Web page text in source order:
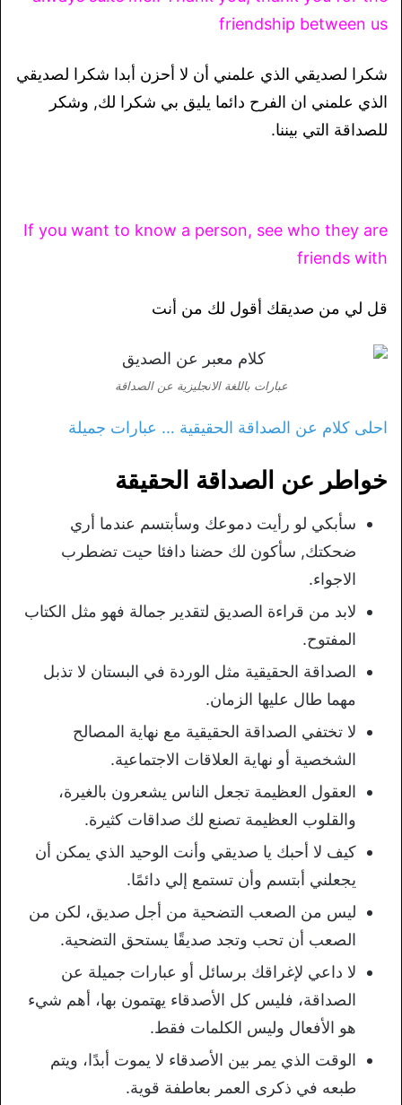
friendship between us
شكرا لصديقي الذي علمني أن لا أحزن أبدا شكرا لصديقي
الذي علمني ان الفرح دائما يليق بي شكرا لك, وشكر
للصداقة التي بيننا.
If you want to know a person, see who they are
friends with
قل لي من صديقك أقول لك من أنت
عبارات باللغة الانجليزية عن الصداقة
احلى كلام عن الصداقة الحقيقية … عبارات جميلة
خواطر عن الصداقة الحقيقة
سأبكي لو رأيت دموعك وسأبتسم عندما أري
ضحكتك, سأكون لك حضنا دافئا حيت تضطرب
الاجواء.
لابد من قراءة الصديق لتقدير جمالة فهو مثل الكتاب
المفتوح.
الصداقة الحقيقية مثل الوردة في البستان لا تذبل
مهما طال عليها الزمان.
لا تختفي الصداقة الحقيقية مع نهاية المصالح
الشخصية أو نهاية العلاقات الاجتماعية.
العقول العظيمة تجعل الناس يشعرون بالغيرة،
والقلوب العظيمة تصنع لك صداقات كثيرة.
كيف لا أحبك يا صديقي وأنت الوحيد الذي يمكن أن
يجعلني أبتسم وأن تستمع إلي دائمًا.
ليس من الصعب التضحية من أجل صديق، لكن من
الصعب أن تحب وتجد صديقًا يستحق التضحية.
لا داعي لإغراقك برسائل أو عبارات جميلة عن
الصداقة، فليس كل الأصدقاء يهتمون بها، أهم شيء
هو الأفعال وليس الكلمات فقط.
الوقت الذي يمر بين الأصدقاء لا يموت أبدًا، ويتم
طبعه في ذكرى العمر بعاطفة قوية.